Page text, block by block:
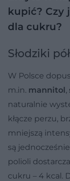
kupić? Czy
dla cukru?
Słodziki
W Polsce
m.in. mannitol,
naturalnie
kłącze perzu,
mniejszą
są
polioli
cukru – 4 kcal.